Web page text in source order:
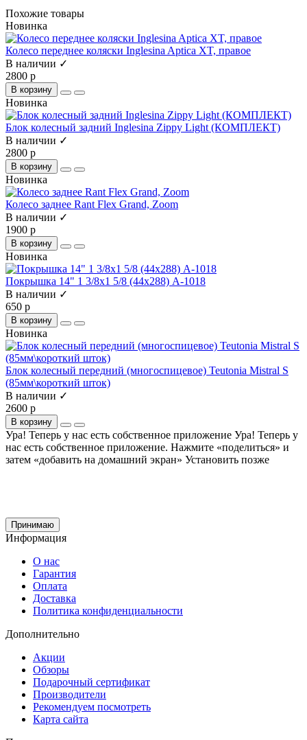
Похожие товары
Новинка
Колесо переднее коляски Inglesina Aptica XT, правое
В наличии ✓
2800 р
В корзину
Новинка
Блок колесный задний Inglesina Zippy Light (КОМПЛЕКТ)
В наличии ✓
2800 р
В корзину
Новинка
Колесо заднее Rant Flex Grand, Zoom
В наличии ✓
1900 р
В корзину
Новинка
Покрышка 14" 1 3/8х1 5/8 (44х288) A-1018
В наличии ✓
650 р
В корзину
Новинка
Блок колесный передний (многоспицевое) Teutonia Mistral S
(85мм\короткий шток)
В наличии ✓
2600 р
В корзину
Ура! Теперь у нас есть собственное приложение Ура! Теперь у
нас есть собственное приложение. Нажмите «поделиться» и
затем «добавить на домашний экран» Установить позже
Принимаю
Информация
О нас
Гарантия
Оплата
Доставка
Политика конфиденциальности
Дополнительно
Акции
Обзоры
Подарочный сертификат
Производители
Рекомендуем посмотреть
Карта сайта